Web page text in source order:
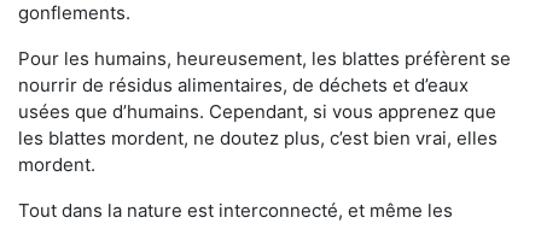
gonflements.
Pour les humains, heureusement, les blattes préfèrent se
nourrir de résidus alimentaires, de déchets et d’eaux
usées que d’humains. Cependant, si vous apprenez que
les blattes mordent, ne doutez plus, c’est bien vrai, elles
mordent.
Tout dans la nature est interconnecté, et même les